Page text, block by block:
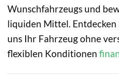
Wunschfahrzeugs und
liquiden Mittel. Entdecken
uns Ihr Fahrzeug ohne
flexiblen Konditionen